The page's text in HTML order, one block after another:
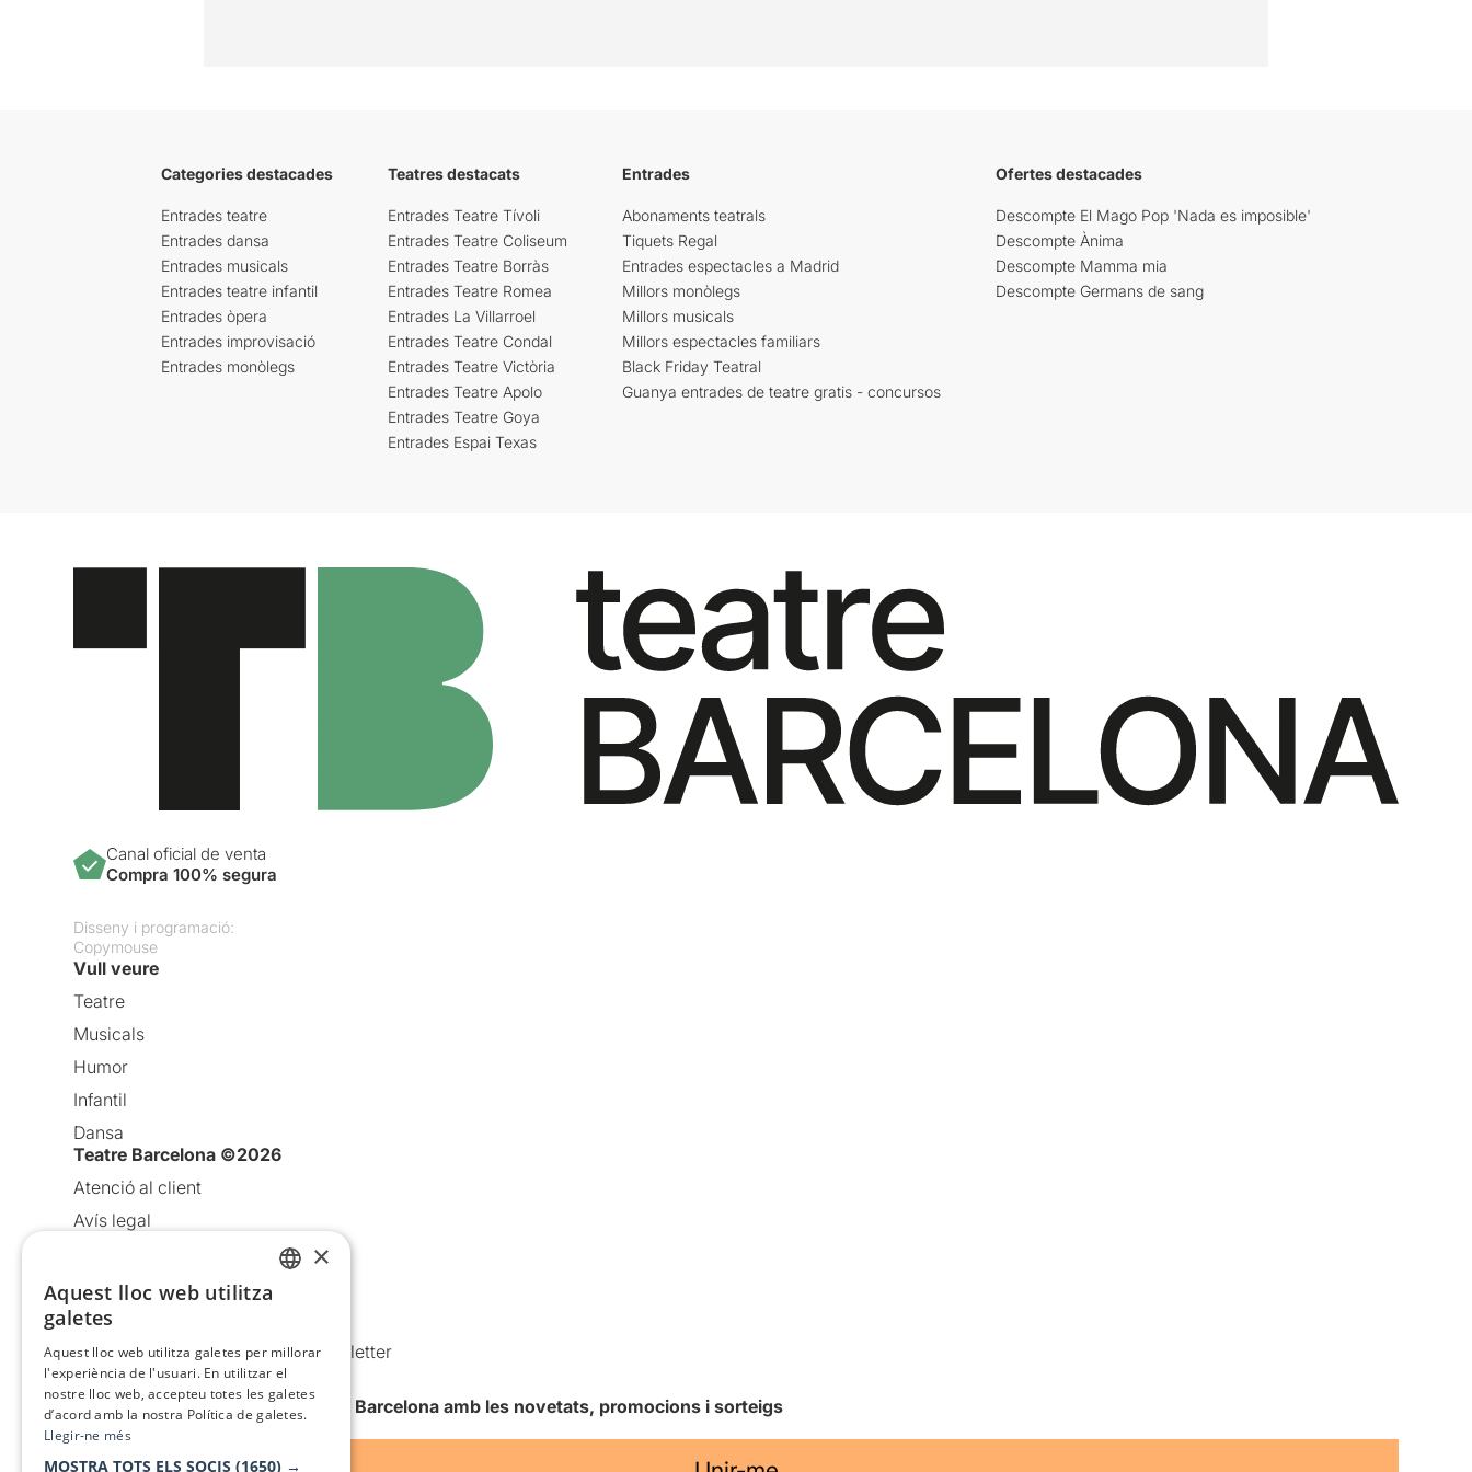
Categories destacades
Entrades teatre
Entrades dansa
Entrades musicals
Entrades teatre infantil
Entrades òpera
Entrades improvisació
Entrades monòlegs
Teatres destacats
Entrades Teatre Tívoli
Entrades Teatre Coliseum
Entrades Teatre Borràs
Entrades Teatre Romea
Entrades La Villarroel
Entrades Teatre Condal
Entrades Teatre Victòria
Entrades Teatre Apolo
Entrades Teatre Goya
Entrades Espai Texas
Entrades
Abonaments teatrals
Tiquets Regal
Entrades espectacles a Madrid
Millors monòlegs
Millors musicals
Millors espectacles familiars
Black Friday Teatral
Guanya entrades de teatre gratis - concursos
Ofertes destacades
Descompte El Mago Pop 'Nada es imposible'
Descompte Ànima
Descompte Mamma mia
Descompte Germans de sang
Canal oficial de venta
Compra 100% segura
Disseny i programació:
Copymouse
Vull veure
Teatre
Musicals
Humor
Infantil
Dansa
Teatre Barcelona ©2026
Atenció al client
Avís legal
Política de cookies
Condicions d’ús
Comunicacions comercials i Newsletter
Anuncia’t
Vull rebre la newsletter de Teatre Barcelona amb les novetats, promocions i sorteigs
×
Aquest lloc web utilitza
galetes
Aquest lloc web utilitza galetes per millorar
l'experiència de l'usuari. En utilitzar el
nostre lloc web, accepteu totes les galetes
d’acord amb la nostra Política de galetes.
Llegir-ne més
MOSTRA TOTS ELS SOCIS (1650) →